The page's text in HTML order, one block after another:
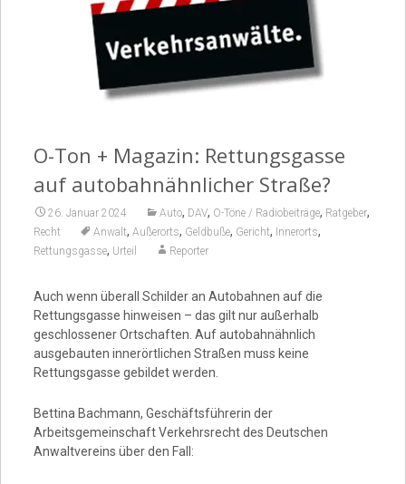
O-Ton + Magazin: Rettungsgasse
auf autobahnähnlicher Straße?
26. Januar 2024 Auto, DAV, O-Töne / Radiobeiträge, Ratgeber,
Recht Anwalt, Außerorts, Geldbuße, Gericht, Innerorts,
Rettungsgasse, Urteil Reporter
Auch wenn überall Schilder an Autobahnen auf die
Rettungsgasse hinweisen – das gilt nur außerhalb
geschlossener Ortschaften. Auf autobahnähnlich
ausgebauten innerörtlichen Straßen muss keine
Rettungsgasse gebildet werden.
Bettina Bachmann, Geschäftsführerin der
Arbeitsgemeinschaft Verkehrsrecht des Deutschen
Anwaltvereins über den Fall: